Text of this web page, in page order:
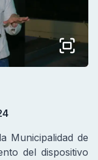
Municipalidad de
del dispositivo